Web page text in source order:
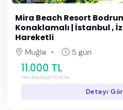
Mira Beach Resort
Konaklamalı | İstanbul ,
Hareketli
Muğla 5 gün
11.000 TL
'den başlayan fiyatlar
Detayı Gör